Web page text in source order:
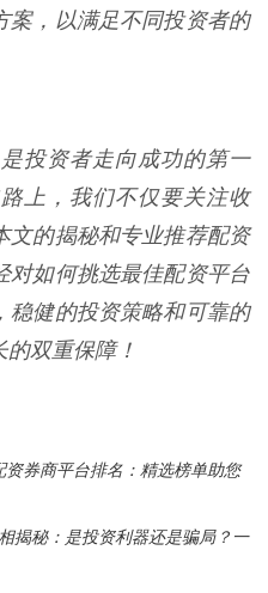
案，以满足不同投资者的
投资者走向成功的第一
上，我们不仅要关注收
文的揭秘和专业推荐配资
对如何挑选最佳配资平台
稳健的投资策略和可靠的
双重保障！
券商平台排名：精选榜单助您
揭秘：是投资利器还是骗局？一